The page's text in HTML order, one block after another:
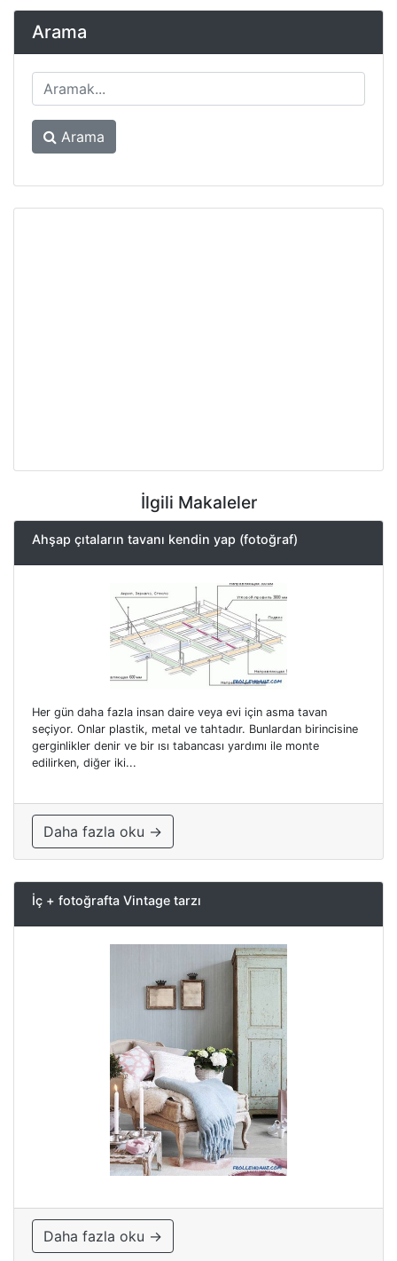
Arama
Arama
İlgili Makaleler
Ahşap çıtaların tavanı kendin yap (fotoğraf)
Her gün daha fazla insan daire veya evi için asma tavan
seçiyor. Onlar plastik, metal ve tahtadır. Bunlardan birincisine
gerginlikler denir ve bir ısı tabancası yardımı ile monte
edilirken, diğer iki...
Daha fazla oku →
İç + fotoğrafta Vintage tarzı
Daha fazla oku →